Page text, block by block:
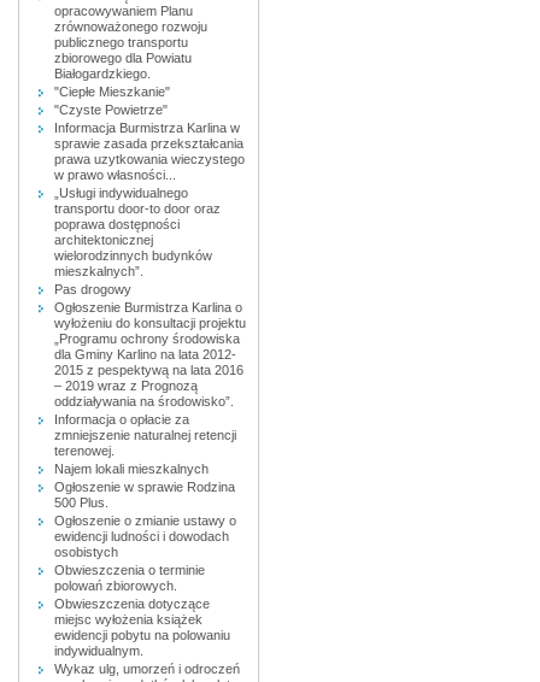
opracowywaniem Planu
zrównoważonego rozwoju
publicznego transportu
zbiorowego dla Powiatu
Białogardzkiego.
"Ciepłe Mieszkanie"
"Czyste Powietrze"
Informacja Burmistrza Karlina w
sprawie zasada przekształcania
prawa uzytkowania wieczystego
w prawo własności...
„Usługi indywidualnego
transportu door-to door oraz
poprawa dostępności
architektonicznej
wielorodzinnych budynków
mieszkalnych”.
Pas drogowy
Ogłoszenie Burmistrza Karlina o
wyłożeniu do konsultacji projektu
„Programu ochrony środowiska
dla Gminy Karlino na lata 2012-
2015 z pespektywą na lata 2016
– 2019 wraz z Prognozą
oddziaływania na środowisko”.
Informacja o opłacie za
zmniejszenie naturalnej retencji
terenowej.
Najem lokali mieszkalnych
Ogłoszenie w sprawie Rodzina
500 Plus.
Ogłoszenie o zmianie ustawy o
ewidencji ludności i dowodach
osobistych
Obwieszczenia o terminie
polowań zbiorowych.
Obwieszczenia dotyczące
miejsc wyłożenia książek
ewidencji pobytu na polowaniu
indywidualnym.
Wykaz ulg, umorzeń i odroczeń